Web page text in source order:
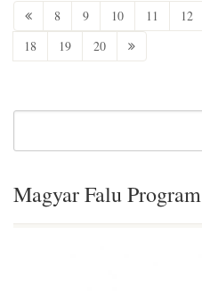
8 9 10 11 12
18
19 20
Magyar Falu Program